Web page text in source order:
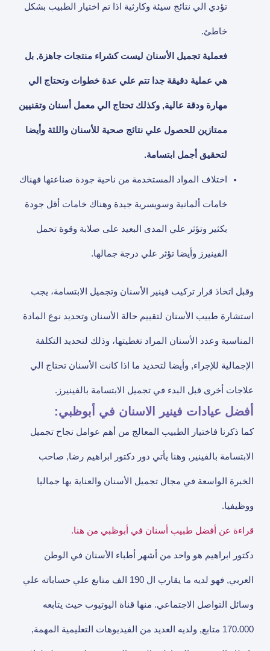
تؤدي الي نتائج سيئة وكارثية اذا تم اختيار الطبيب بشكل
خاطئ.
فعملية تجميل الأسنان ليست كشراء منتجات جاهزة, بل
هي عملية دقيقة جدا تتم علي عدة خطوات وتحتاج الي
مهارة ودقة عالية, وكذلك تحتاج الي معمل أسنان وتقنيين
ممتازين للحصول علي نتائج صحية للأسنان واللثة وأيضا
لتحقيق أجمل ابتسامة.
اختلاف المواد المستخدمة من ناحية جودة صناعتها فهناك
خامات ألمانية وسويسرية جيدة وهناك خامات أقل جودة
بكثير وتؤثر علي المدى البعيد على صلابة وقوة تحمل
الفينيرز وأيضا تؤثر علي درجة جمالها.
وقبل اتخاذ قرار تركيب فينير الأسنان وتجميل الابتسامة، يجب
استشارة طبيب الأسنان لتقييم حالة الأسنان وتحديد نوع المادة
المناسبة وعدد الأسنان المراد تغطيتها، وذلك لتحديد التكلفة
الإجمالية للإجراء, وأيضا لتحديد ما اذا كانت الأسنان تحتاج الي
علاجات أخرى قبل البدء في تجميل الابتسامة بالفينيرز.
أفضل عيادات فينير الاسنان في أبوظبي:
كما ذكرنا فاختيار الطبيب المعالج من أهم عوامل نجاح تجميل
الابتسامة بالفينير, وهنا يأتي دور دكتور ابراهيم رضا, صاحب
الخبرة الواسعة في مجال تجميل الأسنان والعناية بها جماليا
ووظيفيا.
قراءة عن أفضل طبيب أسنان في أبوظبي من هنا.
دكتور ابراهيم هو واحد من أشهر أطباء الأسنان في الوطن
العربي, فهو لديه ما يقارب ال 190 الف متابع علي حساباته علي
وسائل التواصل الاجتماعي. منها قناة اليوتيوب حيث يتابعه
170.000 متابع, ولديه العديد من الفيديوهات التعليمية المهمة,